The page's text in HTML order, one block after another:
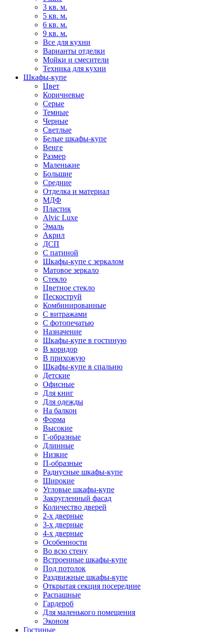
3 кв. м.
5 кв. м.
6 кв. м.
9 кв. м.
Все для кухни
Варианты отделки
Мойки и смесители
Техника для кухни
Шкафы-купе
Цвет
Коричневые
Серые
Темные
Черные
Светлые
Белые шкафы-купе
Венге
Размер
Маленькие
Большие
Средние
Отделка и материал
МДФ
Пластик
Alvic Luxe
Эмаль
Акрил
ДСП
С патиной
Шкафы-купе с зеркалом
Матовое зеркало
Стекло
Цветное стекло
Пескоструй
Комбинированные
С витражами
С фотопечатью
Назначение
Шкафы-купе в гостиную
В коридор
В прихожую
Шкафы-купе в спальню
Детские
Офисные
Для книг
Для одежды
На балкон
Форма
Высокие
Г-образные
Длинные
Низкие
П-образные
Радиусные шкафы-купе
Широкие
Угловые шкафы-купе
Закругленный фасад
Количество дверей
2-х дверные
3-х дверные
4-х дверные
Особенности
Во всю стену
Встроенные шкафы-купе
Под потолок
Раздвижные шкафы-купе
Открытая секция посередине
Распашные
Гардероб
Для маленького помещения
Эконом
Гостиные